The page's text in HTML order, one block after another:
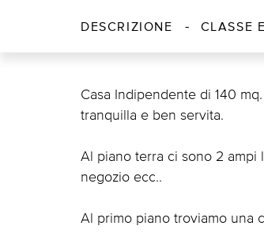
DESCRIZIONE CLASSE
Casa Indipendente di 140
tranquilla e ben servita.
Al piano terra ci sono 2 ampi
negozio ecc..
Al primo piano troviamo una